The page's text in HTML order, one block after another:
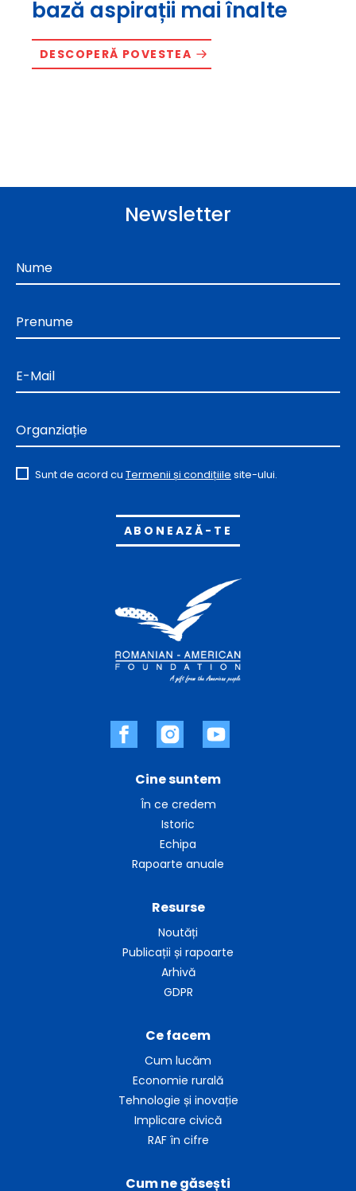
bază aspirații mai înalte
DESCOPERĂ POVESTEA
Cine suntem
În ce credem
Istoric
Echipa
Rapoarte anuale
Ce facem
Cum lucăm
Economie rurală
Tehnologie și inovație
Implicare civică
RAF în cifre
Resurse
Noutăți
Publicații și rapoarte
Arhivă
GDPR
Cum ne găsești
Newsletter
Nume
Prenume
E-Mail
Organziație
Sunt de acord cu Termenii și condițiile site-ului.